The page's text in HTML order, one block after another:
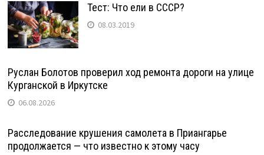
Тест: Что ели в СССР?
08.03.2019
Руслан Болотов проверил ход ремонта дороги на улице
Курганской в Иркутске
06.08.2026
Расследование крушения самолета в Приангарье
продолжается — что известно к этому часу